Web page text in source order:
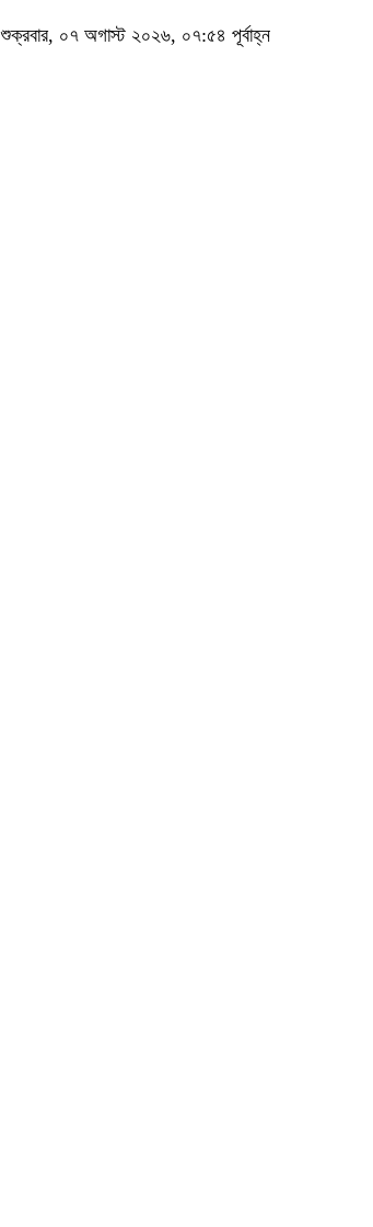
শুক্রবার, ০৭ অগাস্ট ২০২৬, ০৭:৫৪ পূর্বাহ্ন